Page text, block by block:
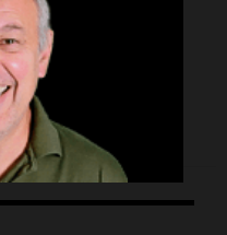
Nico Vázquez
espectáculo